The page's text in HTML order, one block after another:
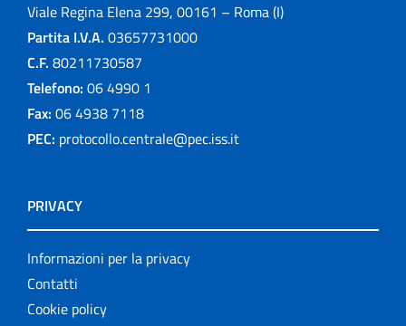
Viale Regina Elena 299, 00161 – Roma (I)
Partita I.V.A. 03657731000
C.F. 80211730587
Telefono: 06 4990 1
Fax: 06 4938 7118
PEC: protocollo.centrale@pec.iss.it
PRIVACY
Informazioni per la privacy
Contatti
Cookie policy